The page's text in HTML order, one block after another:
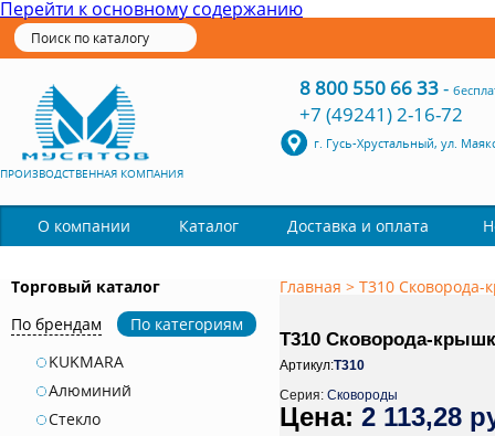
Перейти к основному содержанию
ПРОИЗВОДСТВЕННАЯ КОМПАНИЯ
8 800 550 66 33-
+7 (49241) 2-16-72
г. Гусь-Хрустальный, ул.
О компании Каталог Доставка и оплата
Торговый каталог
По брендам
По категориям
KUKMARA
Алюминий
Стекло
Главная > Т310 Сковорода-
Т310 Сковорода-
Артикул:Т310
Серия: Сковороды
2 113,28